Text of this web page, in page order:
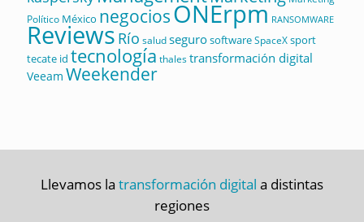
Político México negociosONErpm RANSOMWARE
Reviews Río saludsegurosoftwareSpaceXsport
tecate id tecnología thalestransformación digital
Veeam Weekender
Llevamos la transformación digital a distintas
regiones